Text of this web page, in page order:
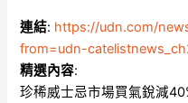
連結: https://udn.com/
from=udn-
精選內容:
珍稀威士忌市場買氣銳減